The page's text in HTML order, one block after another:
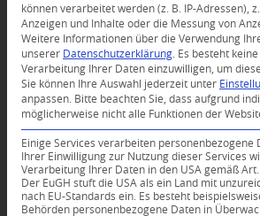
0
KOMMENTARE
Dein Kommentar
können verarbeitet werden (z. B. IP-Adressen),
Anzeigen und Inhalte oder die Messung von
Weitere Informationen über die Verwendung
unserer Datenschutzerklärung
Es besteht
Verarbeitung Ihrer Daten einzuwilligen, um
Sie können Ihre Auswahl jederzeit unter
anpassen.
Bitte beachten Sie, dass aufgrund
möglicherweise nicht alle Funktionen der
Einige Services verarbeiten personenbezogene
Ihrer Einwilligung zur Nutzung dieser Services
Verarbeitung Ihrer Daten in den USA gemäß Art.
Der EuGH stuft die USA als ein Land mit
nach EU-Standards ein. Es besteht
Behörden personenbezogene Daten in